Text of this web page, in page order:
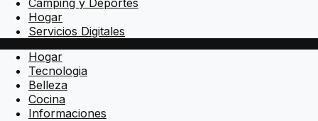
Camping y Deportes
Hogar
Servicios Digitales
Hogar
Tecnologia
Belleza
Cocina
Informaciones